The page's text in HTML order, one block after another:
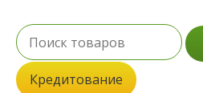
Кредитование